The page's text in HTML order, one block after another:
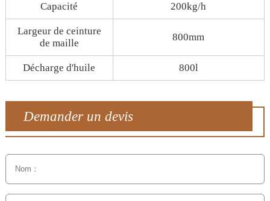
Capacité 200kg/h
Largeur de ceinture
de maille
800mm
Décharge d'huile 800l
Demander un devis